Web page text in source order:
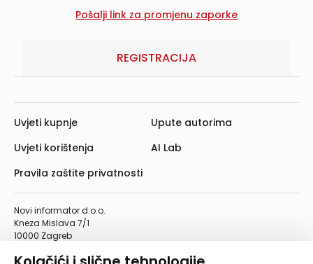
REGISTRACIJA
Novi informator d.o.o.
Kneza Mislava 7/1
10000 Zagreb
Telefaks: 01/4612-553
Uvjeti kupnje
Uvjeti korištenja
Pravila zaštite privatnosti
Upute autorima
AI Lab